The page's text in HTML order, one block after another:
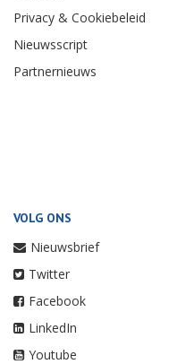
Privacy & Cookiebeleid
Nieuwsscript
Partnernieuws
VOLG ONS
Nieuwsbrief
Twitter
Facebook
LinkedIn
Youtube